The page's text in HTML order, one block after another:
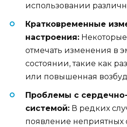
использовании
Кратковременные
настроения:
отмечать изменения в
состоянии, такие как
или повышенная
Проблемы с
системой: В редких
появление